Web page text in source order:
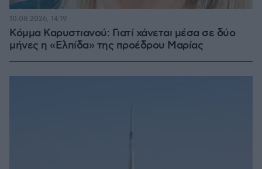
Κόμμα Καρυστιανού: Γιατί χάνεται μέσα σε δύο
μήνες η «Ελπίδα» της προέδρου Μαρίας
10.08.2026, 14:19